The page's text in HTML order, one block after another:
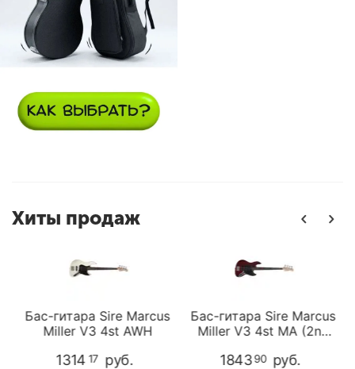
Хиты продаж
Бас-гитара Sire Marcus
Miller V3 4st AWH
131417 руб.
Бас-гитара Sire Marcus
Miller V3 4st MA (2nd
184390 руб.